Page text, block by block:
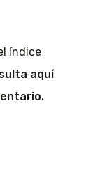
índice
aquí